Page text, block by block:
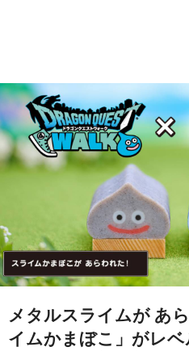
メタルスライムが あ
イムかまぼこ」がレ